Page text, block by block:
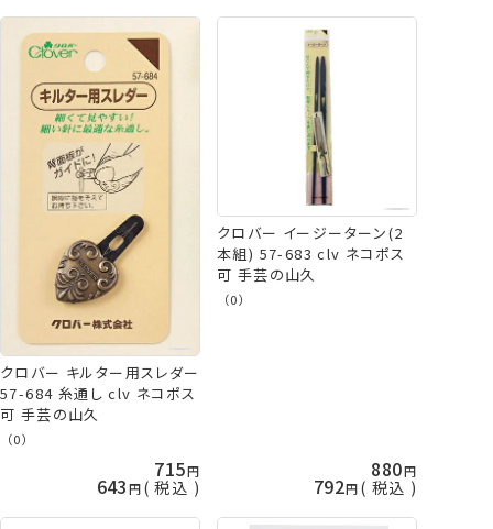
クロバー キルター用スレダー
57-684 糸通し clv ネコポス
可 手芸の山久
（0）
715
643 税込
クロバー イージーターン(2
本組) 57-683 clv ネコポス
可 手芸の山久
（0）
880
792 税込